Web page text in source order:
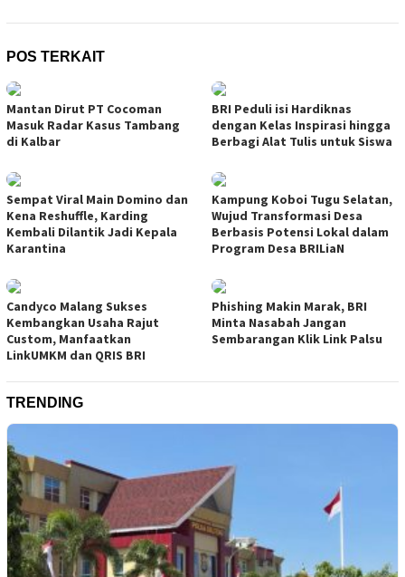
POS TERKAIT
Mantan Dirut PT Cocoman
Masuk Radar Kasus Tambang
di Kalbar
BRI Peduli isi Hardiknas
dengan Kelas Inspirasi hingga
Berbagi Alat Tulis untuk Siswa
Sempat Viral Main Domino dan
Kena Reshuffle, Karding
Kembali Dilantik Jadi Kepala
Karantina
Kampung Koboi Tugu Selatan,
Wujud Transformasi Desa
Berbasis Potensi Lokal dalam
Program Desa BRILiaN
Candyco Malang Sukses
Kembangkan Usaha Rajut
Custom, Manfaatkan
LinkUMKM dan QRIS BRI
Phishing Makin Marak, BRI
Minta Nasabah Jangan
Sembarangan Klik Link Palsu
TRENDING